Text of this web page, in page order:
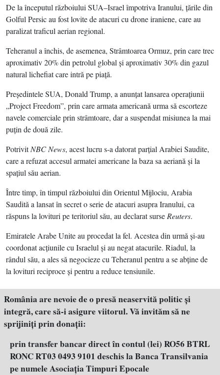
De la începutul războiului SUA–Israel împotriva Iranului, ţările din
Golful Persic au fost lovite de atacuri cu drone iraniene, care au
paralizat traficul aerian regional.
Teheranul a închis, de asemenea, Strâmtoarea Ormuz, prin care trec
aproximativ 20% din petrolul global şi aproximativ 30% din gazul
natural lichefiat care intră pe piaţă.
Preşedintele SUA, Donald Trump, a anunţat lansarea operaţiunii
„Project Freedom”, prin care armata americană urma să escorteze
navele comerciale prin strâmtoare, dar a suspendat misiunea la mai
puţin de două zile.
PotrivitNBC News, acest lucru s-a datorat parţial Arabiei Saudite,
care a refuzat accesul armatei americane la baza sa aeriană şi la
spaţiul său aerian.
Între timp, în timpul războiului din Orientul Mijlociu, Arabia
Saudită a lansat în secret o serie de atacuri asupra Iranului, ca
răspuns la lovituri pe teritoriul său, au declarat surse Reuters.
Emiratele Arabe Unite au procedat la fel. Acestea din urmă şi-au
coordonat acţiunile cu Israelul şi au negat atacurile. Riadul, la
rândul său, a ales să negocieze cu Teheranul pentru a se abţine de
la lovituri reciproce şi pentru a reduce tensiunile.
România are nevoie de o presă neaservită politic şi
integră, care să-i asigure viitorul. Vă invităm să ne
sprijiniţi prin donaţii:
prin transfer bancar direct în contul (lei) RO56 BTRL
RONC RT03 0493 9101 deschis la Banca Transilvania
pe numele Asociația Timpuri Epocale